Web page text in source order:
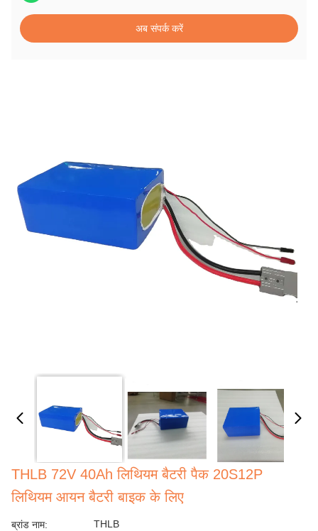
अब संपर्क करें
THLB 72V 40Ah लिथियम बैटरी पैक 20S12P
लिथियम आयन बैटरी बाइक के लिए
ब्रांड नाम: THLB